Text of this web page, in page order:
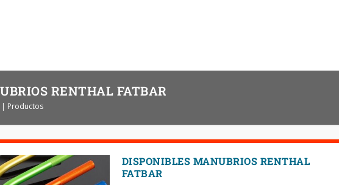
RENTHAL FATBAR
Productos
DISPONIBLES MANUBRIOS RENTHAL
FATBAR